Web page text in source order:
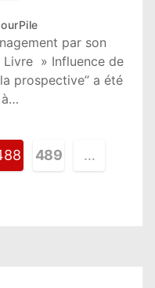
par son
Livre » Influence de
prospective’’ a été
à…
489 …